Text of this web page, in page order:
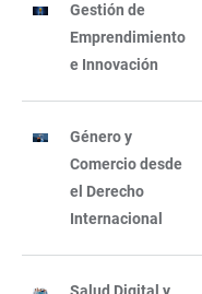
TABLE
FILTERS
TABLE
Gestión de
Emprendimiento
e Innovación
Género y
Comercio desde
el Derecho
Internacional